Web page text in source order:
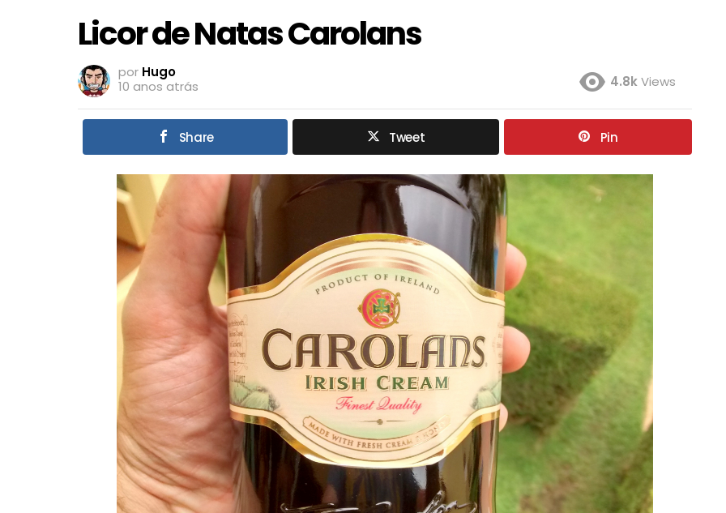
Licor de Natas Carolans
por Hugo
10 anos atrás
4.8kViews
Share Tweet Pin